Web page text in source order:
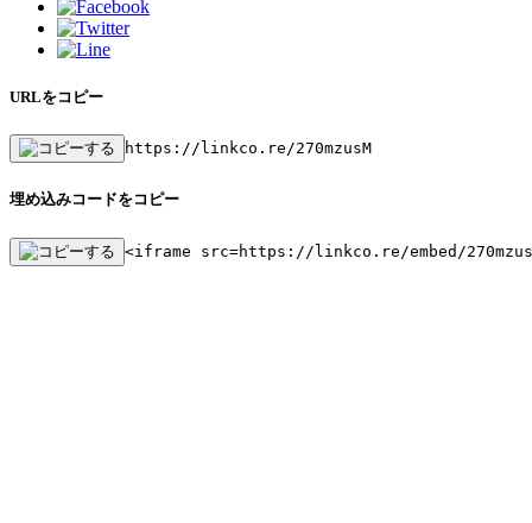
URLをコピー
https://linkco.re/270mzusM
埋め込みコードをコピー
<iframe src=https://linkco.re/embed/